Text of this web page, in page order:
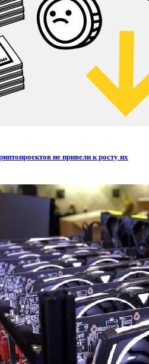
не привели к росту их